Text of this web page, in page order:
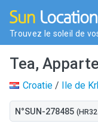
Trouvez le soleil de
Tea,
Croatie / Ile de
N°SUN-278485